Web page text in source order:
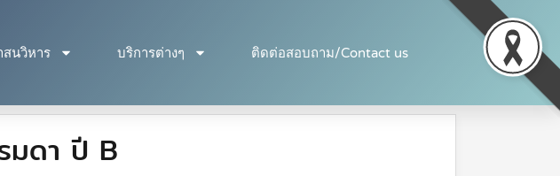
สนวิหาร บริการต่างๆ ติดต่อสอบถาม/Contact us
มดา ปี B